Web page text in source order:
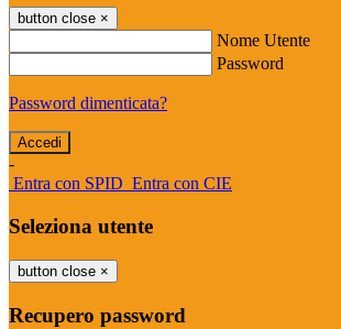
button close ×
Nome Utente
Password
Password dimenticata?
-
Entra con SPID Entra con CIE
Seleziona utente
button close ×
Recupero password